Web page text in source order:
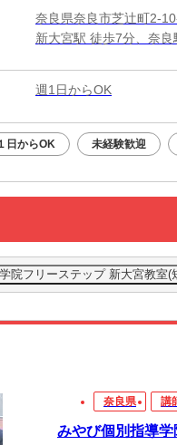
奈良県奈良市芝辻町2-
新大宮駅 徒歩7分、奈
週1日からOK
日からOK 未経験歓迎
院フリーステップ 新大宮教室(
奈良県 講
みやび個別指導